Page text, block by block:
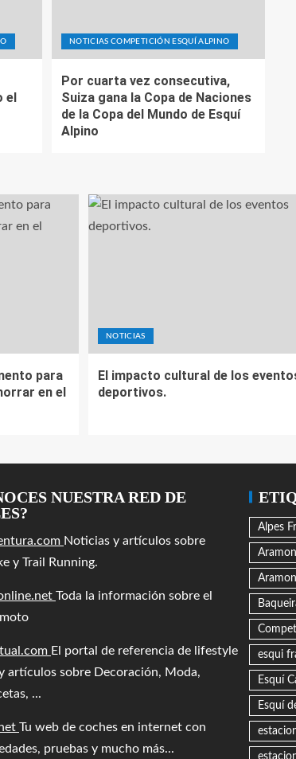
el
NOTICIAS COMPETICIÓN ESQUÍ ALPINO
Por cuarta vez consecutiva,
Suiza gana la Copa de Naciones
de la Copa del Mundo de Esquí
Alpino
para
en el
NOTICIAS
El impacto cultural de los
deportivos.
NUESTRA RED DE
Noticias y artículos sobre
y Trail Running.
Toda la información sobre el
El portal de referencia de lifestyle
artículos sobre Decoración, Moda,
...
Tu web de coches en internet con
pruebas y mucho más...
Alpes
esqui
Esquí
Esquí